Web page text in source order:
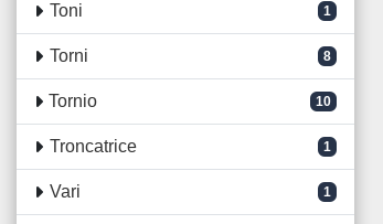
Toni 1
Torni 8
Tornio 10
Troncatrice 1
Vari 1